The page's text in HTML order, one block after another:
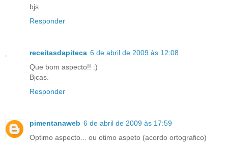
bjs
Responder
receitasdapiteca 6 de abril de 2009 às 12:08
Que bom aspecto!! :)
Bjcas.
Responder
pimentanaweb 6 de abril de 2009 às 17:59
Optimo aspecto... ou otimo aspeto (acordo ortografico)